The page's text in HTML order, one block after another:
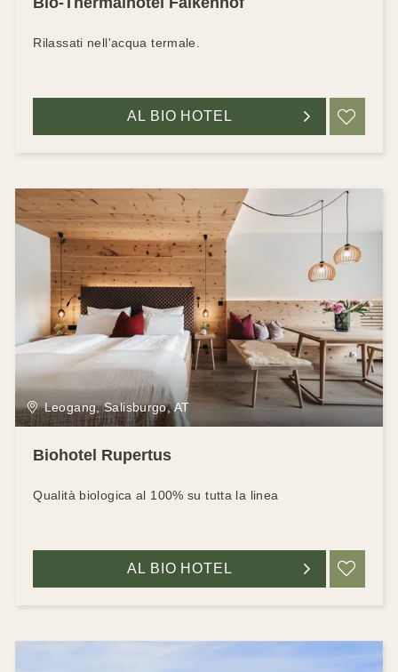
Rilassati nell'acqua termale.
AL BIO HOTEL
Leogang, Salisburgo, AT
Biohotel Rupertus
Qualità biologica al 100% su tutta la linea
AL BIO HOTEL